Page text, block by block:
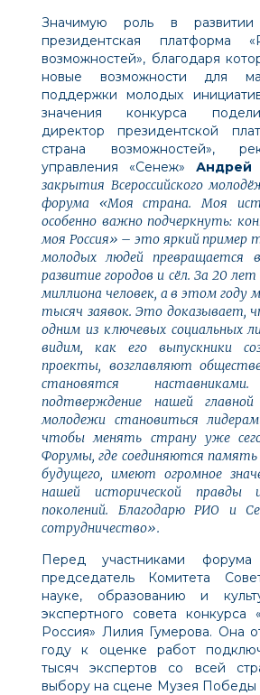
Значимую роль в развитии
президентская платформа
возможностей», благодаря
новые возможности для
поддержки молодых
значения конкурса
директор президентской
страна возможностей»,
управления «Сенеж» Андрей
закрытия Всероссийского
форума «Моя страна. Моя
особенно важно подчеркнуть:
моя Россия» – это яркий пример
молодых людей превращается
развитие городов и сёл. За 20 лет
миллиона человек, а в этом году
тысяч заявок. Это доказывает,
одним из ключевых социальных
видим, как его выпускники
проекты, возглавляют
становятся
подтверждение нашей
молодежи становиться
чтобы менять страну уже
Форумы, где соединяются память
будущего, имеют огромное
нашей исторической правды
поколений. Благодарю РИО и
сотрудничество».
Перед участниками форума
председатель Комитета
науке, образованию и
экспертного совета
Россия» Лилия Гумерова. Она
году к оценке работ
тысяч экспертов со всей
выбору на сцене Музея Победы